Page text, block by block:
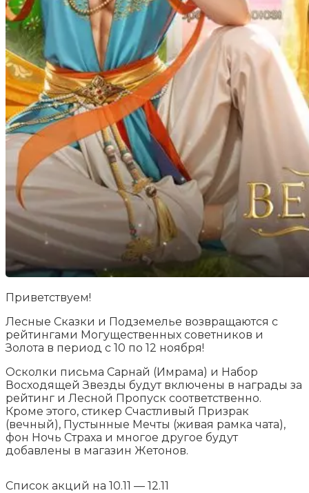
Приветствуем!
Лесные Сказки и Подземелье возвращаются с
рейтингами Могущественных советников и
Золота в период с 10 по 12 ноября!
Осколки письма Сарнай (Имрама) и Набор
Восходящей Звезды будут включены в награды за
рейтинг и Лесной Пропуск соответственно.
Кроме этого, стикер Счастливый Призрак
(вечный), Пустынные Мечты (живая рамка чата),
фон Ночь Страха и многое другое будут
добавлены в магазин Жетонов.
Список акций на 10.11 — 12.11